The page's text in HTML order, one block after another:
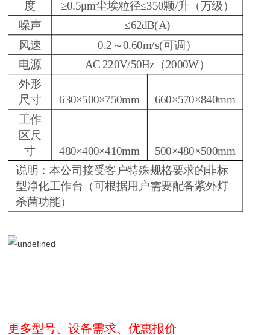
度
≥0.5μm尘埃粒径≤350颗/升（万级）
噪声
≤62dB(A)
风速
0.2～0.60m/s(可调）
电源
AC 220V/50Hz（2000W）
外形
尺寸 630×500×750mm
660×570×840mm
工作
区尺
寸 480×400×410mm
500×480×500mm
说明：本公司接受客户特殊规格要求的非标
型净化工作台（可根据用户需要配备紫外灯
杀菌功能）
更多型号、设备需求、优惠报价